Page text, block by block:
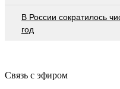
В России сократилось
год
Связь с эфиром